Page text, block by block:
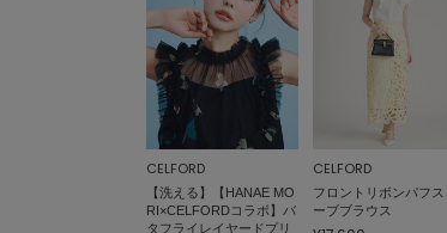
CELFORD
【洗える】【HANAE MO
RI×CELFORDコラボ】バ
タフライレイヤードプリ
CELFORD
フロントリボンパフス
ーブブラウス